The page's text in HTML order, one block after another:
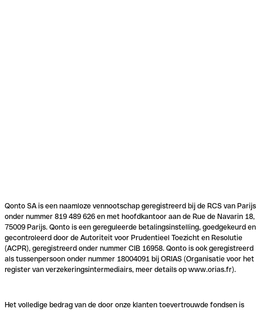
Qonto SA is een naamloze vennootschap geregistreerd bij de RCS van Parijs
onder nummer 819 489 626 en met hoofdkantoor aan de Rue de Navarin 18,
75009 Parijs. Qonto is een gereguleerde betalingsinstelling, goedgekeurd en
gecontroleerd door de Autoriteit voor Prudentieel Toezicht en Resolutie
(ACPR), geregistreerd onder nummer CIB 16958. Qonto is ook geregistreerd
als tussenpersoon onder nummer 18004091 bij ORIAS (Organisatie voor het
register van verzekeringsintermediairs, meer details op www.orias.fr).
Het volledige bedrag van de door onze klanten toevertrouwde fondsen is